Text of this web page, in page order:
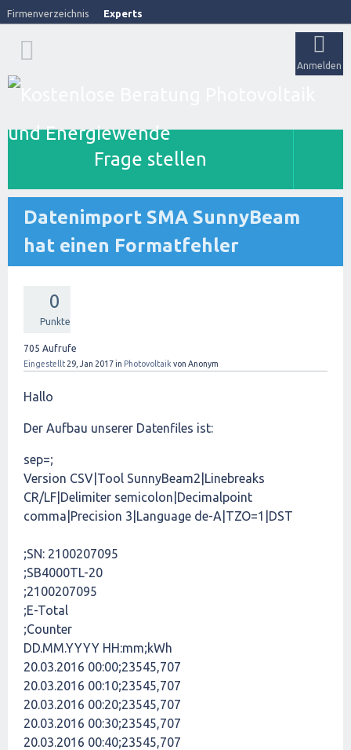
Firmenverzeichnis Experts
Anmelden
Frage stellen
Datenimport SMA SunnyBeam
hat einen Formatfehler
0
Punkte
705 Aufrufe
Eingestellt 29, Jan 2017in Photovoltaik von Anonym
Hallo
Der Aufbau unserer Datenfiles ist:
sep=;
Version CSV|Tool SunnyBeam2|Linebreaks
CR/LF|Delimiter semicolon|Decimalpoint
comma|Precision 3|Language de-A|TZO=1|DST
;SN: 2100207095
;SB4000TL-20
;2100207095
;E-Total
;Counter
DD.MM.YYYY HH:mm;kWh
20.03.2016 00:00;23545,707
20.03.2016 00:10;23545,707
20.03.2016 00:20;23545,707
20.03.2016 00:30;23545,707
20.03.2016 00:40;23545,707